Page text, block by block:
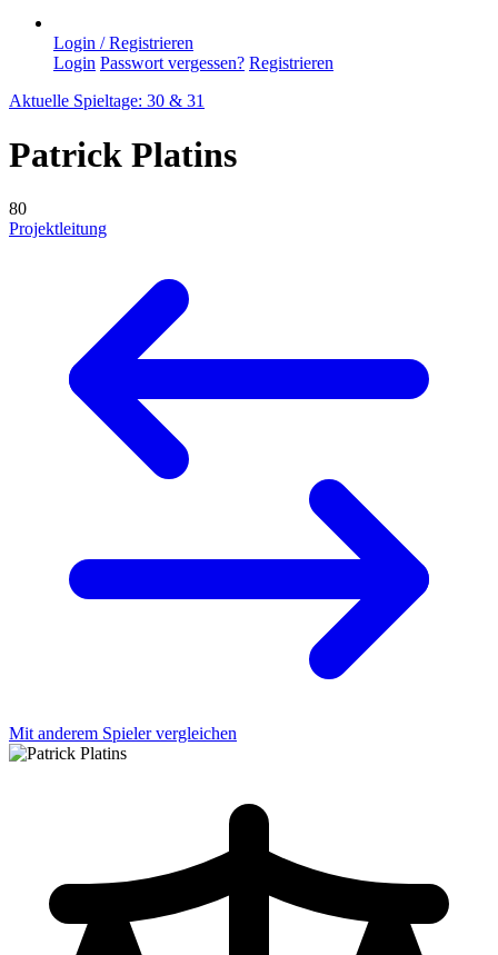
Login / Registrieren
Login Passwort vergessen? Registrieren
Aktuelle Spieltage: 30 & 31
Patrick Platins
80
Projektleitung
Mit anderem Spieler vergleichen